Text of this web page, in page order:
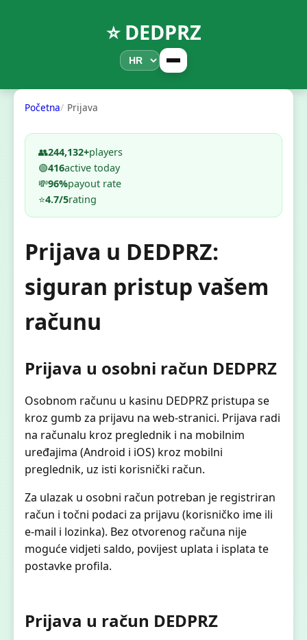
⭐ DEDPRZ
Početna Prijava
👥244,132+players
🟢416active today
💸96%payout rate
⭐4.7/5rating
Prijava u DEDPRZ:
siguran pristup vašem
računu
Prijava u osobni račun DEDPRZ
Osobnom računu u kasinu DEDPRZ pristupa se
kroz gumb za prijavu na web-stranici. Prijava radi
na računalu kroz preglednik i na mobilnim
uređajima (Android i iOS) kroz mobilni
preglednik, uz isti korisnički račun.
Za ulazak u osobni račun potreban je registriran
račun i točni podaci za prijavu (korisničko ime ili
e-mail i lozinka). Bez otvorenog računa nije
moguće vidjeti saldo, povijest uplata i isplata te
postavke profila.
Prijava u račun DEDPRZ